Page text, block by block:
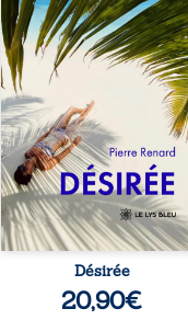
ans. À peine a-t-il
à apprivoiser ce
corps qu’Ange surgit dans
vie et fait vaciller toutes
certitudes. Entre
l’attirance est
brûlante jusqu’à ce
secret familial fasse
l’impensable : et s’ils
demi-frère
Désirée
20,90€